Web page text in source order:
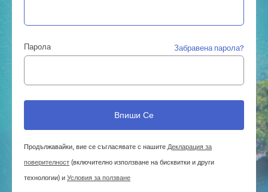
Парола Забравена парола?
Продължавайки, вие се съгласявате с нашитеДекларация за
поверителност(включително използване на бисквитки и други
технологии) иУсловия за ползване